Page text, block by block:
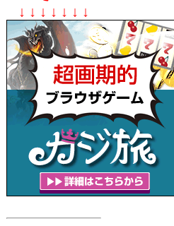
↓ ↓ ↓ ↓ ↓ ↓ ↓